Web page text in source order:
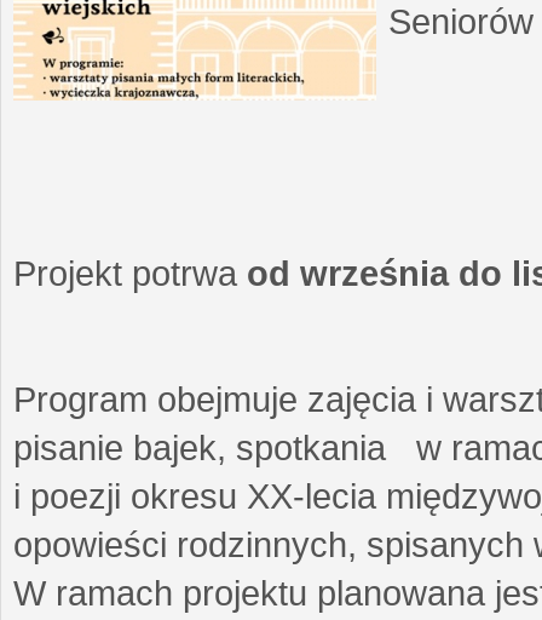
Projekt potrwa od września do
Program obejmuje zajęcia i
pisanie bajek, spotkania w
i poezji okresu XX-lecia
opowieści rodzinnych,
W ramach projektu planowana